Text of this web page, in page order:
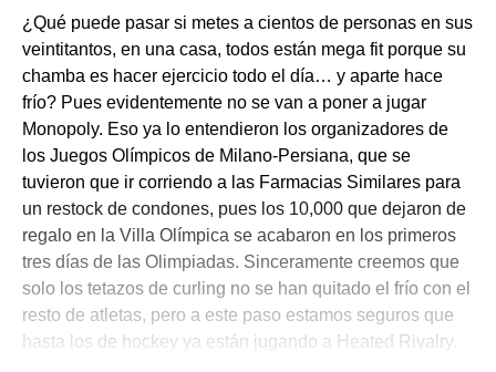
¿Qué puede pasar si metes a cientos de personas en sus
veintitantos, en una casa, todos están mega fit porque su
chamba es hacer ejercicio todo el día… y aparte hace
frío? Pues evidentemente no se van a poner a jugar
Monopoly. Eso ya lo entendieron los organizadores de
los Juegos Olímpicos de Milano-Persiana, que se
tuvieron que ir corriendo a las Farmacias Similares para
un restock de condones, pues los 10,000 que dejaron de
regalo en la Villa Olímpica se acabaron en los primeros
tres días de las Olimpiadas. Sinceramente creemos que
solo los tetazos de curling no se han quitado el frío con el
resto de atletas, pero a este paso estamos seguros que
hasta los de hockey ya están jugando a Heated Rivalry.